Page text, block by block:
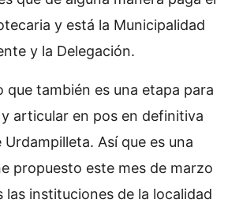
y está la Municipalidad
y la Delegación.
que también es una etapa para
articular en pos en definitiva
Así que es una
propuesto este mes de marzo
las instituciones de la localidad